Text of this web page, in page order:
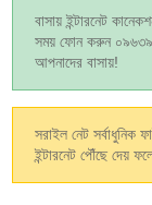
বাসায় ইন্টারনেট
সময় ফোন করুন
আপনাদের বাসায়!
সরাইল নেট সর্বাধুনিক
ইন্টারনেট পৌঁছে দেয়